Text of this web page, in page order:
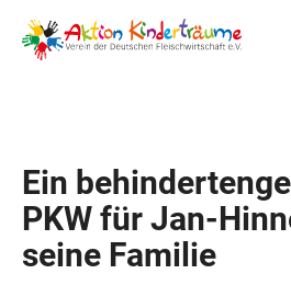
Inhalt
springen
Ein
PKW für Jan-
seine Familie